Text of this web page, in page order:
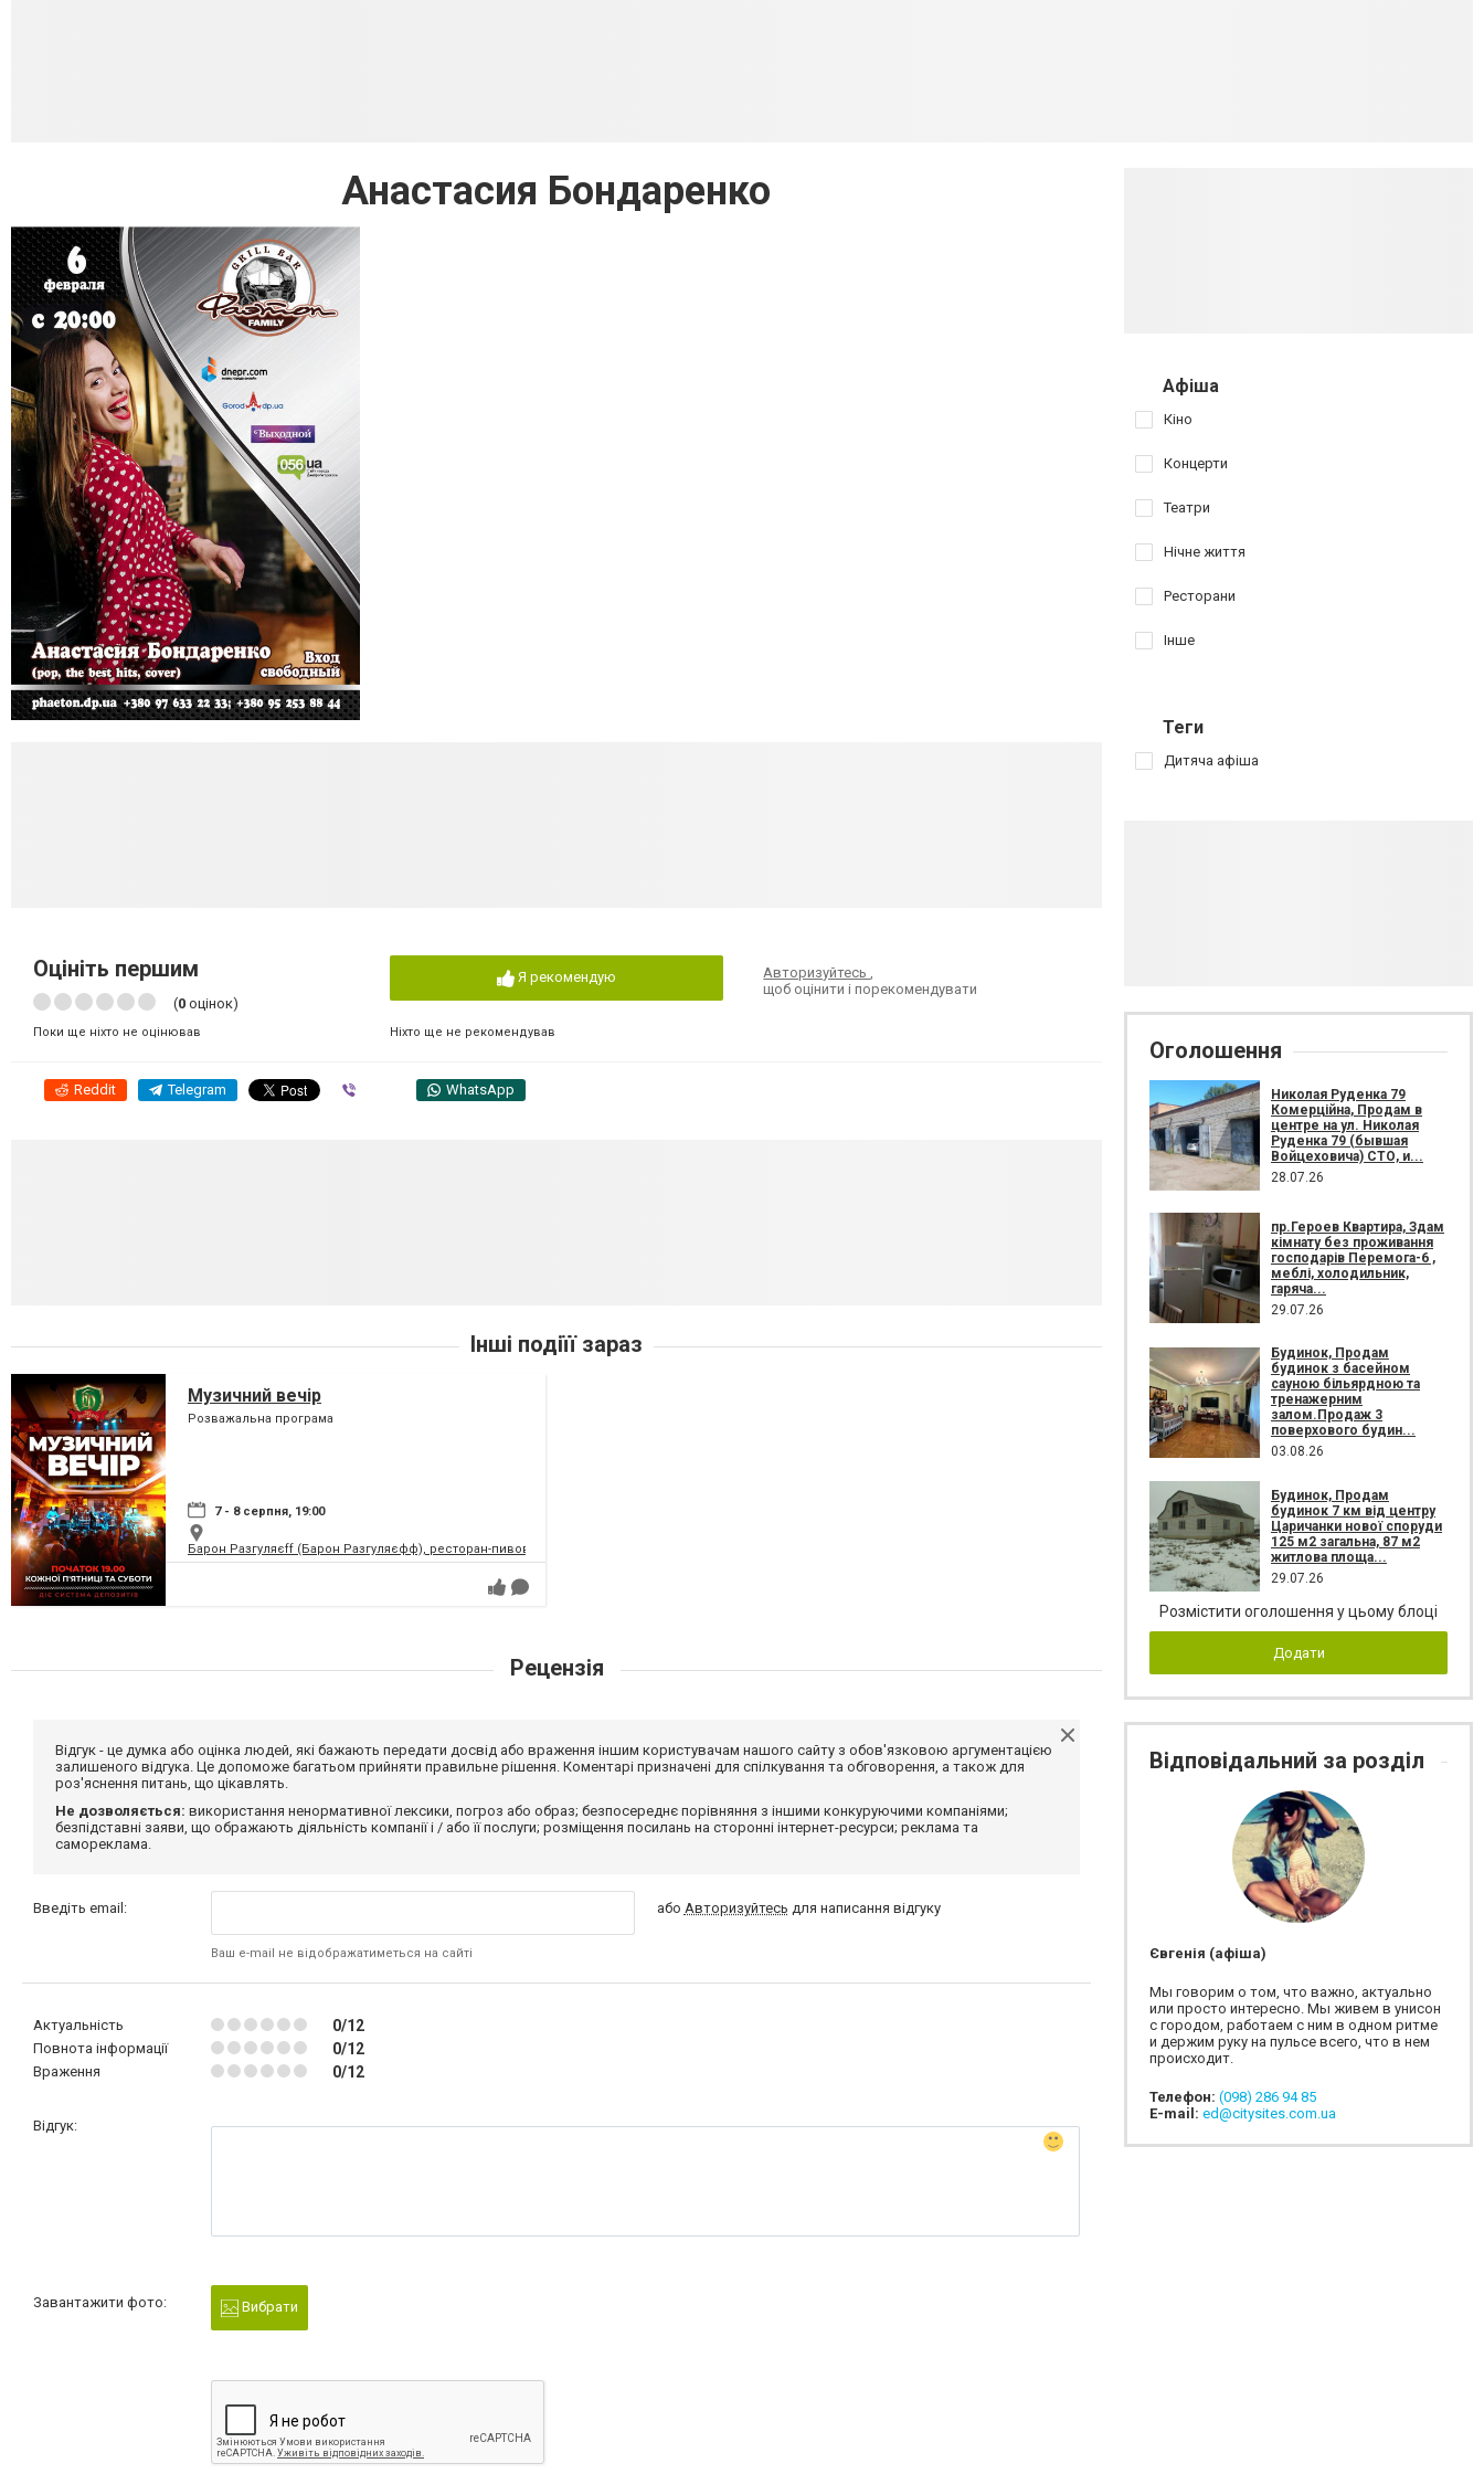
Анастасия Бондаренко
Оцініть першим
(0 оцінок)
Поки ще ніхто не оцінював
Я рекомендую
Ніхто ще не рекомендував
Авторизуйтесь,
щоб оцінити і порекомендувати
Reddit Telegram WhatsApp
Інші подіїї зараз
Музичний вечір
Розважальна програма
7 - 8 серпня, 19:00
Барон Разгуляєff (Барон Разгуляєфф), ресторан-пивоварня
Рецензія
Відгук - це думка або оцінка людей, які бажають передати досвід або враження іншим користувачам нашого сайту з обов'язковою аргументацією
залишеного відгука. Це допоможе багатьом прийняти правильне рішення. Коментарі призначені для спілкування та обговорення, а також для
роз'яснення питань, що цікавлять.
Не дозволяється: використання ненормативної лексики, погроз або образ; безпосереднє порівняння з іншими конкуруючими компаніями;
безпідставні заяви, що ображають діяльність компанії і / або її послуги; розміщення посилань на сторонні інтернет-ресурси; реклама та
самореклама.
Введіть email:
Ваш e-mail не відображатиметься на сайті
або Авторизуйтесь для написання відгуку
Актуальність 0/12
Повнота інформації 0/12
Враження 0/12
Відгук:
Завантажити фото: Вибрати
Афіша
Кіно
Концерти
Театри
Нічне життя
Ресторани
Інше
Теги
Дитяча афіша
Оголошення
Николая Руденка 79
Комерційна, Продам в
центре на ул. Николая
Руденка 79 (бывшая
Войцеховича) СТО, и...
28.07.26
пр.Героев Квартира, Здам
кімнату без проживання
господарів Перемога-6 ,
меблі, холодильник,
гаряча...
29.07.26
Будинок, Продам
будинок з басейном
сауною більярдною та
тренажерним
залом.Продаж 3
поверхового будин...
03.08.26
Будинок, Продам
будинок 7 км від центру
Царичанки нової споруди
125 м2 загальна, 87 м2
житлова площа...
29.07.26
Розмістити оголошення у цьому блоці
Додати
Відповідальний за розділ
Євгенія (афіша)
Мы говорим о том, что важно, актуально
или просто интересно. Мы живем в унисон
с городом, работаем с ним в одном ритме
и держим руку на пульсе всего, что в нем
происходит.
Телефон: (098) 286 94 85
E-mail: ed@citysites.com.ua